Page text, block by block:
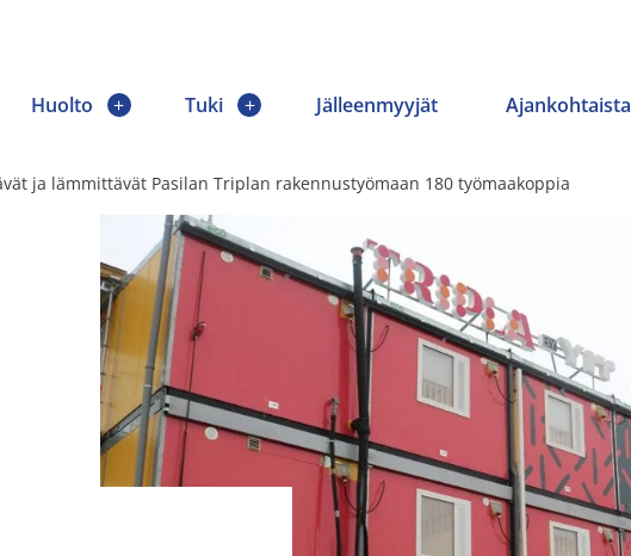
Huolto Tuki Jälleenmyyjät Ajankohtaista
ja lämmittävät Pasilan Triplan rakennustyömaan 180 työmaakoppia